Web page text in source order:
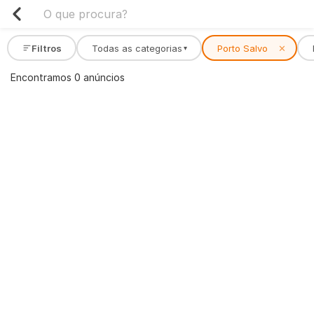
Filtros Todas as categorias ▾ Porto Salvo ✕
Encontramos 0 anúncios